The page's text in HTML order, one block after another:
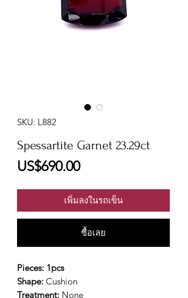
SKU: L882
Spessartite Garnet 23.29ct
US$690.00ราคา
เพิ่มลงในรถเข็น
ซื้อเลย
Pieces: 1pcs
Shape: Cushion
Treatment: None